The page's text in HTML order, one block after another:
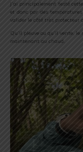
J’ai principalement testé
et donc par des
valider le côté très protecteur
Qu’il pleuve ou qu’il vente,
maintenant au chaud.